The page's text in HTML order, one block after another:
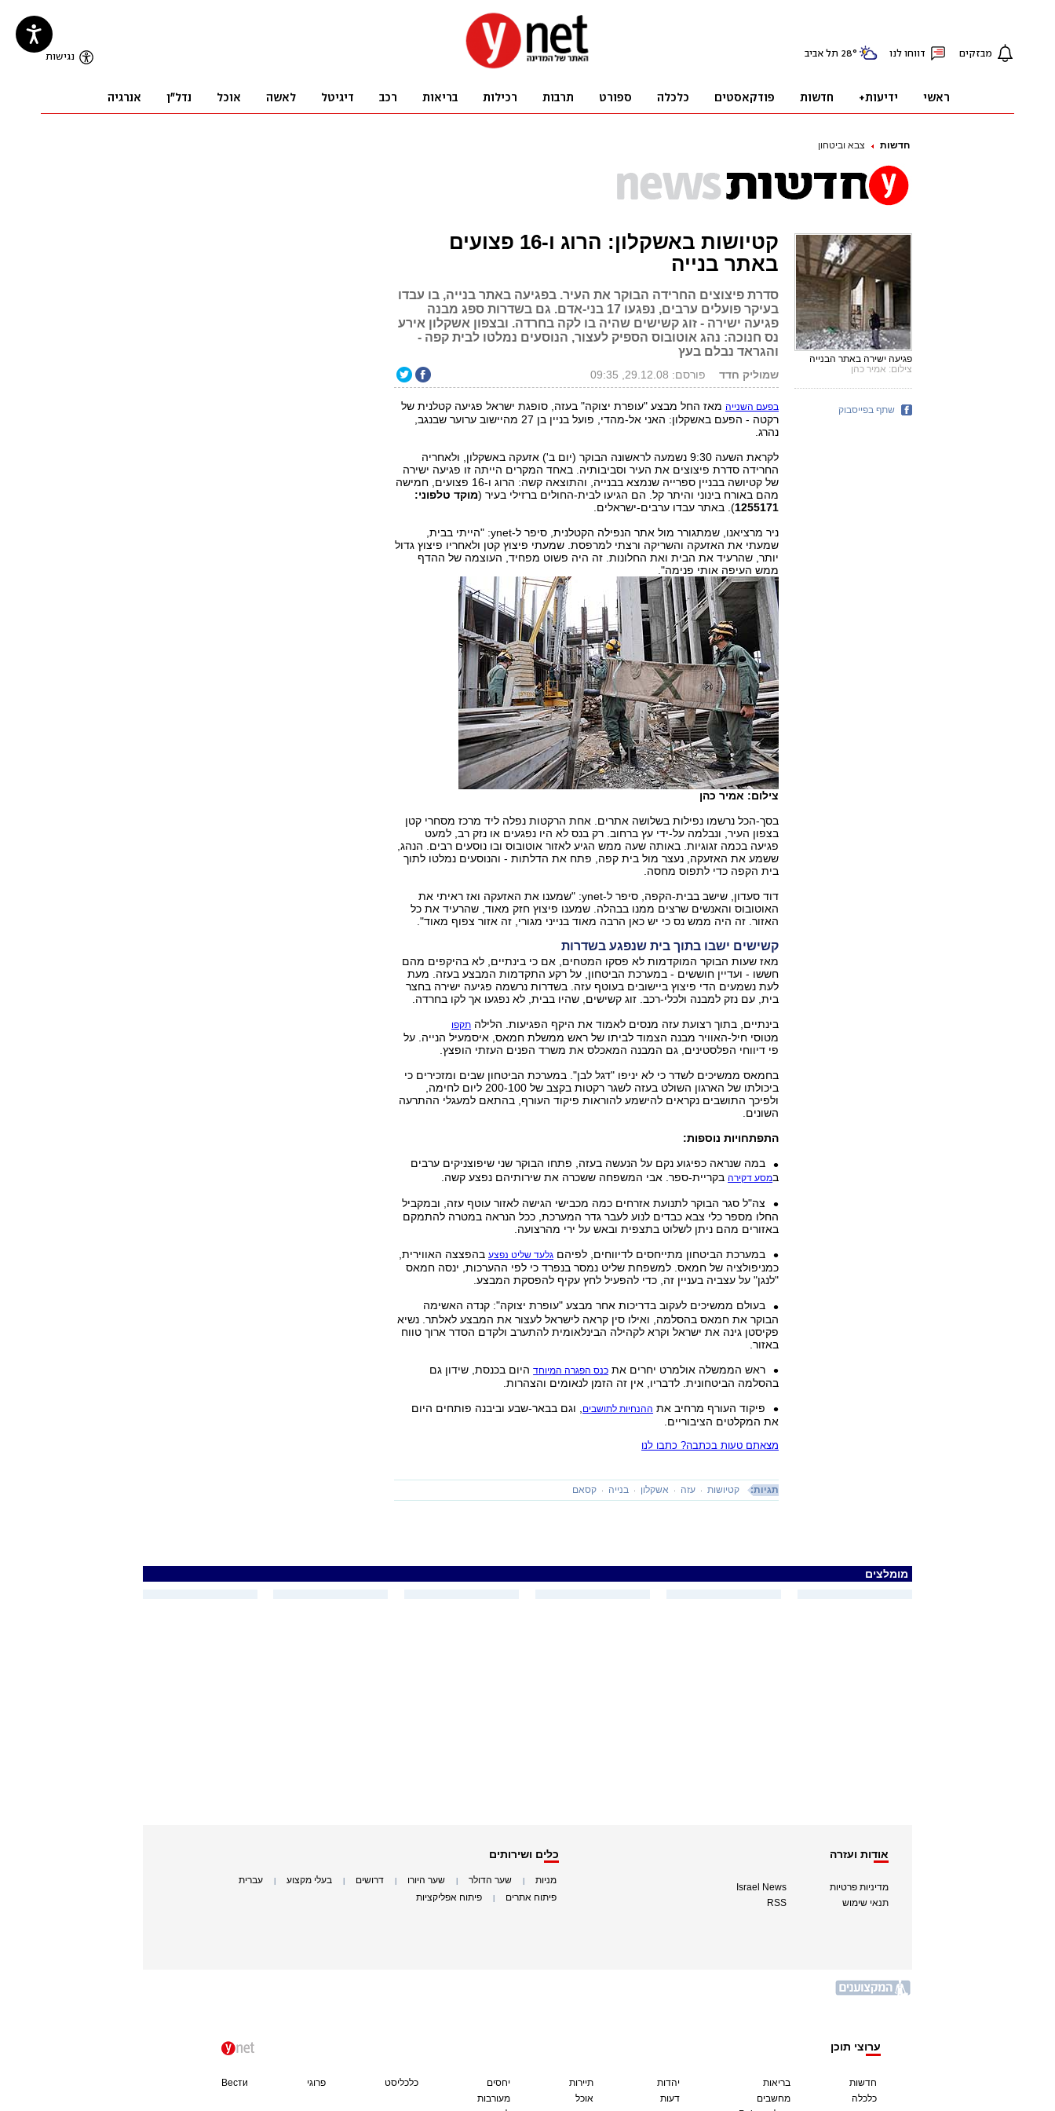
חדשות צבא וביטחון
קטיושות באשקלון: הרוג ו-16 פצועים
באתר בנייה
סדרת פיצוצים החרידה הבוקר את העיר. בפגיעה באתר בנייה, בו עבדו
בעיקר פועלים ערבים, נפגעו 17 בני-אדם. גם בשדרות ספג מבנה
פגיעה ישירה - זוג קשישים שהיה בו לקה בחרדה. ובצפון אשקלון אירע
נס חנוכה: נהג אוטובוס הספיק לעצור, הנוסעים נמלטו לבית קפה -
והגראד נבלם בעץ
שמוליק חדד פורסם: 29.12.08, 09:35
בפעם השנייהמאז החל מבצע "עופרת יצוקה" בעזה, סופגת ישראל פגיעה קטלנית של
רקטה - הפעם באשקלון: האני אל-מהדי, פועל בניין בן 27 מהיישוב ערוער שבנגב,
נהרג.
לקראת השעה 9:30 נשמעה לראשונה הבוקר (יום ב') אזעקה באשקלון, ולאחריה
החרידה סדרת פיצוצים את העיר וסביבותיה. באחד המקרים הייתה זו פגיעה ישירה
של קטיושה בבניין ספרייה שנמצא בבנייה, והתוצאה קשה: הרוג ו-16 פצועים, חמישה
מהם באורח בינוני והיתר קל. הם הגיעו לבית-החולים ברזילי בעיר (מוקד טלפוני:
1255171). באתר עבדו ערבים-ישראלים.
ניר מרציאנו, שמתגורר מול אתר הנפילה הקטלנית, סיפר ל-ynet: "הייתי בבית,
שמעתי את האזעקה והשריקה ורצתי למרפסת. שמעתי פיצוץ קטן ולאחריו פיצוץ גדול
יותר, שהרעיד את הבית ואת החלונות. זה היה פשוט מפחיד, העוצמה של ההדף
ממש העיפה אותי פנימה".
צילום: אמיר כהן
בסך-הכל נרשמו נפילות בשלושה אתרים. אחת הרקטות נפלה ליד מרכז מסחרי קטן
בצפון העיר, ונבלמה על-ידי עץ ברחוב. רק בנס לא היו נפגעים או נזק רב, למעט
פגיעה בכמה זגוגיות. באותה שעה ממש הגיע לאזור אוטובוס ובו נוסעים רבים. הנהג,
ששמע את האזעקה, נעצר מול בית קפה, פתח את הדלתות - והנוסעים נמלטו לתוך
בית הקפה כדי לתפוס מחסה.
דוד סעדון, שישב בבית-הקפה, סיפר ל-ynet: "שמענו את האזעקה ואז ראיתי את
האוטובוס והאנשים שרצים ממנו בבהלה. שמענו פיצוץ חזק מאוד, שהרעיד את כל
האזור. זה היה ממש נס כי יש כאן הרבה מאוד בנייני מגורי, זה אזור צפוף מאוד".
קשישים ישבו בתוך בית שנפגע בשדרות
מאז שעות הבוקר המוקדמות לא פסקו המטחים, אם כי בינתיים, לא בהיקפים מהם
חששו - ועדיין חוששים - במערכת הביטחון, על רקע התקדמות המבצע בעזה. מעת
לעת נשמעים הדי פיצוץ ביישובים בעוטף עזה. בשדרות נרשמה פגיעה ישירה בחצר
בית, עם נזק למבנה ולכלי-רכב. זוג קשישים, שהיו בבית, לא נפגעו אך לקו בחרדה.
בינתיים, בתוך רצועת עזה מנסים לאמוד את היקף הפגיעות. הלילה תקפו
מטוסי חיל-האוויר מבנה הצמוד לביתו של ראש ממשלת חמאס, איסמעיל הנייה. על
פי דיווחי הפלסטינים, גם המבנה המאכלס את משרד הפנים העזתי הופצץ.
בחמאס ממשיכים לשדר כי לא יניפו "דגל לבן". במערכת הביטחון שבים ומזכירים כי
ביכולתו של הארגון השולט בעזה לשגר רקטות בקצב של 200-100 ליום לחימה,
ולפיכך התושבים נקראים להישמע להוראות פיקוד העורף, בהתאם למעגלי ההתרעה
השונים.
התפתחויות נוספות:
במה שנראה כפיגוע נקם על הנעשה בעזה, פתחו הבוקר שני שיפוצניקים ערבים
במסע דקירהבקריית-ספר. אבי המשפחה ששכרה את שירותיהם נפצע קשה.
צה"ל סגר הבוקר לתנועת אזרחים כמה מכבישי הגישה לאזור עוטף עזה, ובמקביל
החלו מספר כלי צבא כבדים לנוע לעבר גדר המערכת, ככל הנראה במטרה להתמקם
באזורים מהם ניתן לשלוט בתצפית ובאש על ירי מהרצועה.
במערכת הביטחון מתייחסים לדיווחים, לפיהם גלעד שליט נפצעבהפצצה האווירית,
כמניפולציה של חמאס. למשפחת שליט נמסר בנפרד כי לפי ההערכות, ינסה חמאס
"לנגן" על עצביה בעניין זה, כדי להפעיל לחץ עקיף להפסקת המבצע.
בעולם ממשיכים לעקוב בדריכות אחר מבצע "עופרת יצוקה": קנדה האשימה
הבוקר את חמאס בהסלמה, ואילו סין קראה לישראל לעצור את המבצע לאלתר. נשיא
פקיסטן גינה את ישראל וקרא לקהילה הבינלאומית להתערב ולקדם הסדר ארוך טווח
באזור.
ראש הממשלה אולמרט יחרים את כנס הפגרה המיוחדהיום בכנסת, שידון גם
בהסלמה הביטחונית. לדבריו, אין זה הזמן לנאומים והצהרות.
פיקוד העורף מרחיב את ההנחיות לתושבים
, וגם בבאר-שבע וביבנה פותחים היום
את המקלטים הציבוריים.
מצאתם טעות בכתבה? כתבו לנו
תגיות: קטיושות עזה אשקלון בנייה קסאם
פגיעה ישירה באתר הבנייה
צילום: אמיר כהן
שתף בפייסבוק
מומלצים
אודות ועזרה
מדיניות פרטיות
תנאי שימוש
Israel News
RSS
כלים ושירותים
מניות שער הדולר שער היורו דרושים בעלי מקצוע עברית
פיתוח אתרים פיתוח אפליקציות
ערוצי תוכן
חדשות
כלכלה
בריאות
מחשבים
יהדות
דעות
תיירות
אוכל
יחסים
מעורבות
כלכליסט פרוגי Вести